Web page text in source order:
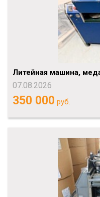
Литейная машина,
07.08.2026
350 000 руб.